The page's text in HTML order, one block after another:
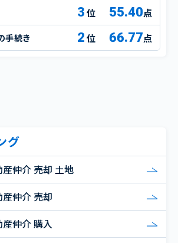
3 55.40点
手続き 2 66.77点
グ
産仲介 売却 土地
産仲介 売却
産仲介 購入